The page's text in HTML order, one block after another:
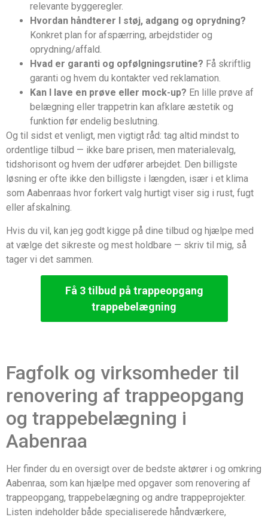
relevante bygge­regler.
Hvordan håndterer I støj, adgang og oprydning?
Konkret plan for afspærring, arbejdstider og
oprydning/affald.
Hvad er garanti og opfølgningsrutine? Få skriftlig
garanti og hvem du kontakter ved reklamation.
Kan I lave en prøve eller mock-up? En lille prøve af
belægning eller trappetrin kan afklare æstetik og
funktion før endelig beslutning.
Og til sidst et venligt, men vigtigt råd: tag altid mindst to
ordentlige tilbud — ikke bare prisen, men materialevalg,
tidshorisont og hvem der udfører arbejdet. Den billigste
løsning er ofte ikke den billigste i længden, især i et klima
som Aabenraas hvor forkert valg hurtigt viser sig i rust, fugt
eller afskalning.
Hvis du vil, kan jeg godt kigge på dine tilbud og hjælpe med
at vælge det sikreste og mest holdbare — skriv til mig, så
tager vi det sammen.
Få 3 tilbud på trappeopgang
trappebelægning
Fagfolk og virksomheder til
renovering af trappeopgang
og trappebelægning i
Aabenraa
Her finder du en oversigt over de bedste aktører i og omkring
Aabenraa, som kan hjælpe med opgaver som renovering af
trappeopgang, trappebelægning og andre trappeprojekter.
Listen indeholder både specialiserede håndværkere,